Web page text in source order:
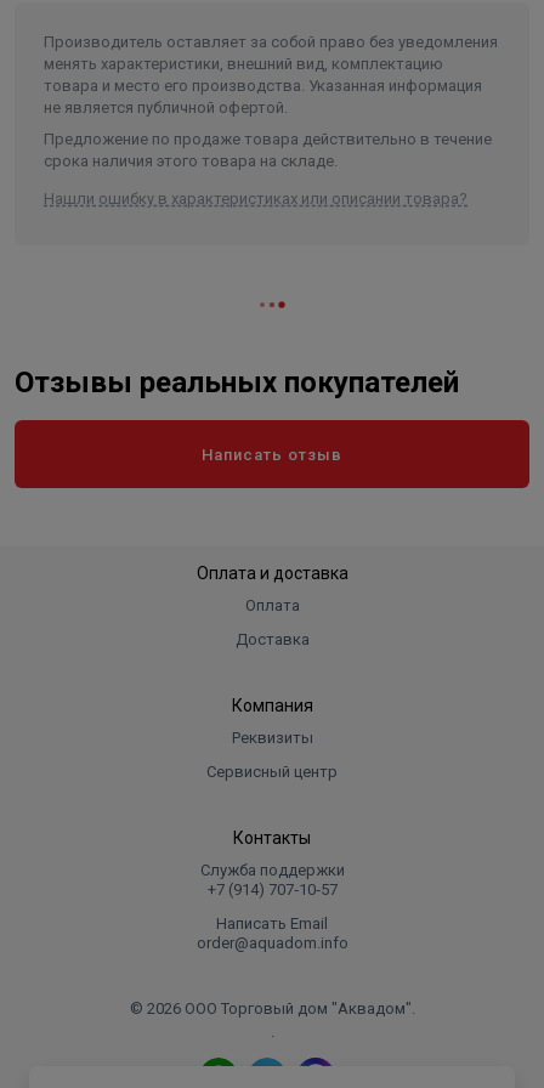
Ширина в упаковке, см. 5.500
Высота в упаковке, см. 5.000
Вес в упаковке, кг 0.344
Производитель оставляет за собой право без уведомления
менять характеристики, внешний вид, комплектацию
товара и место его производства. Указанная информация
не является публичной офертой.
Предложение по продаже товара действительно в течение
срока наличия этого товара на складе.
Нашли ошибку в характеристиках или описании товара?
Отзывы реальных покупателей
Написать отзыв
Оплата и доставка
Оплата
Доставка
Компания
Реквизиты
Сервисный центр
Контакты
Служба поддержки
+7 (914) 707‑10‑57
Написать Email
order@aquadom.info
© 2026 ООО Торговый дом "Аквадом".
.